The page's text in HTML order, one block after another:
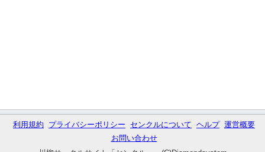
利用規約 プライバシーポリシー センクルについて ヘルプ 運営概要
お問い合わせ